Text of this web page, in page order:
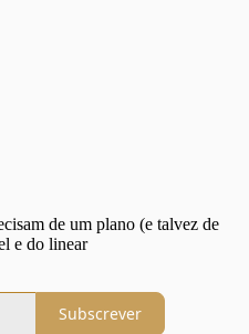
de um plano (e talvez de
e do linear
Subscrever